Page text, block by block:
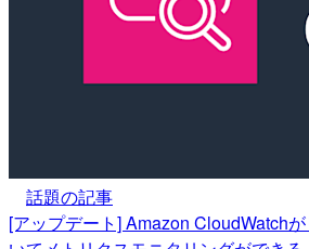
話題の記事
[アップデート] Amazon CloudWatch